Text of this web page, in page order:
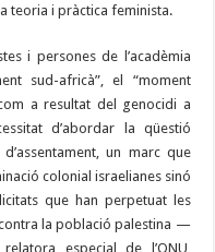
teoria i pràctica feminista.
i persones de l’acadèmia
sud-africà”, el “moment
a resultat del genocidi a
d’abordar la qüestió
un marc que
colonial israelianes sinó
que han perpetuat les
la població palestina —
especial de l’ONU,